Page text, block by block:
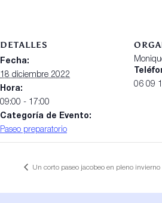
DETALLES
Fecha:
18 diciembre 2022
Hora:
09:00 - 17:00
Categoría de Evento:
Paseo preparatorio
06 09
Un corto paseo jacobeo en pleno invierno